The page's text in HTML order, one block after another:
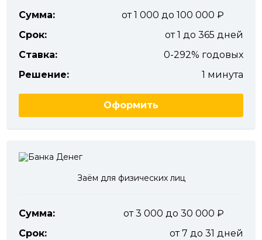
Сумма:
от 1 000 до 100 000
Срок:
от 1 до 365 дней
Ставка:
0-292% годовых
Решение:
1 минута
Оформить
Заём для физических лиц
Сумма:
от 3 000 до 30 000
Срок:
от 7 до 31 дней